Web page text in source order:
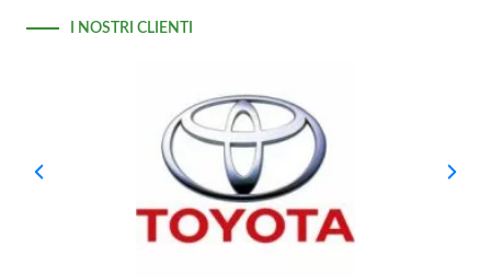
I NOSTRI CLIENTI